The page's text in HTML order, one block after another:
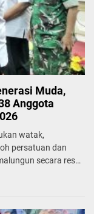
Muda,
Anggota
watak,
persatuan dan
secara resmi